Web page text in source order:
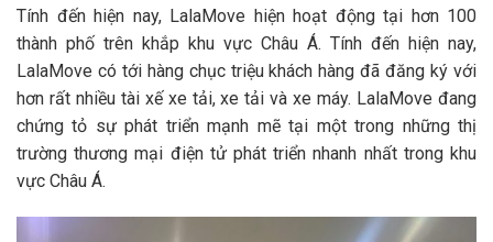
Tính đến hiện nay, LalaMove hiện hoạt động tại hơn 100
thành phố trên khắp khu vực Châu Á. Tính đến hiện nay,
LalaMove có tới hàng chục triệu khách hàng đã đăng ký với
hơn rất nhiều tài xế xe tải, xe tải và xe máy. LalaMove đang
chứng tỏ sự phát triển mạnh mẽ tại một trong những thị
trường thương mại điện tử phát triển nhanh nhất trong khu
vực Châu Á.